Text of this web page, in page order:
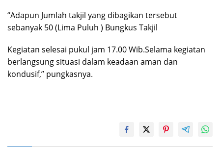
“Adapun Jumlah takjil yang dibagikan tersebut
sebanyak 50 (Lima Puluh ) Bungkus Takjil
Kegiatan selesai pukul jam 17.00 Wib.Selama kegiatan
berlangsung situasi dalam keadaan aman dan
kondusif,” pungkasnya.